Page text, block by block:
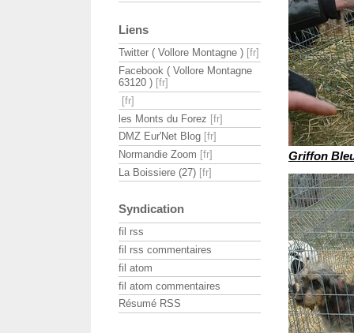
Griffon
Liens
Twitter ( Vollore Montagne )
Facebook ( Vollore Montagne
63120 )
les Monts du Forez
DMZ Eur'Net Blog
Normandie Zoom
La Boissiere (27)
Syndication
fil rss
fil rss commentaires
fil atom
fil atom commentaires
Résumé RSS